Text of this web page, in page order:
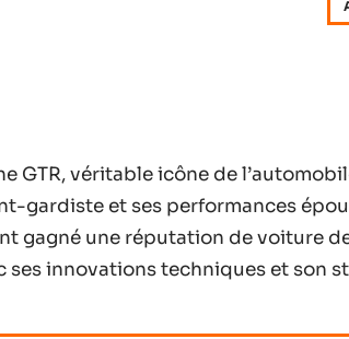
GTR, véritable icône de
gardiste et ses performances
gagné une réputation de voiture
ses innovations techniques et son